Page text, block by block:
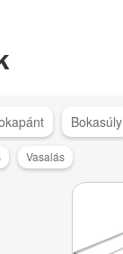
Bokasúly
Vasalás